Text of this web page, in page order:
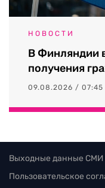
НОВОСТИ
В Финляндии
получения
09.08.2026 / 07:45
Выходные данные СМИ
Пользовательское